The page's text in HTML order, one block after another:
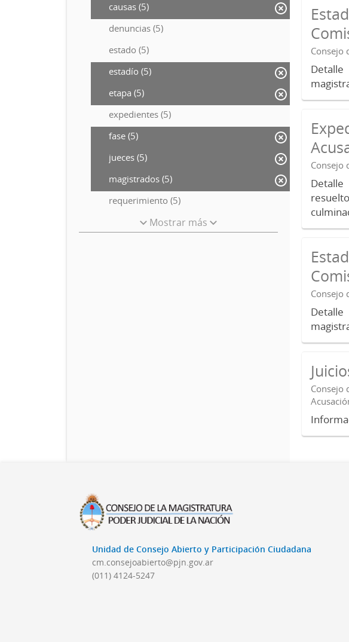
causas (5)
denuncias (5)
estado (5)
estadío (5)
etapa (5)
expedientes (5)
fase (5)
jueces (5)
magistrados (5)
requerimiento (5)
Mostrar más
Consejo
Consejo
Consejo
Consejo
Unidad de Consejo Abierto y Participación Ciudadana
cm.consejoabierto@pjn.gov.ar
(011) 4124-5247